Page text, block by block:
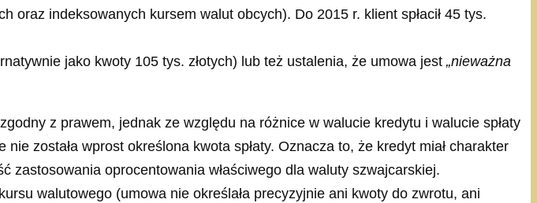
indeksowanych kursem walut obcych). Do 2015 r. klient spłacił 45 tys.
jako kwoty 105 tys. złotych) lub też ustalenia, że umowa jest „nieważna
z prawem, jednak ze względu na różnice w walucie kredytu i walucie spłaty
została wprost określona kwota spłaty. Oznacza to, że kredyt miał charakter
zastosowania oprocentowania właściwego dla waluty szwajcarskiej.
walutowego (umowa nie określała precyzyjnie ani kwoty do zwrotu, ani